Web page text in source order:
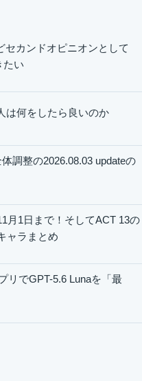
セカンドオピニオンとして
たい
は何をしたら良いのか
調整の2026.08.03 updateの
月1日まで！そしてACT 13の
ャラまとめ
リでGPT-5.6 Lunaを「最